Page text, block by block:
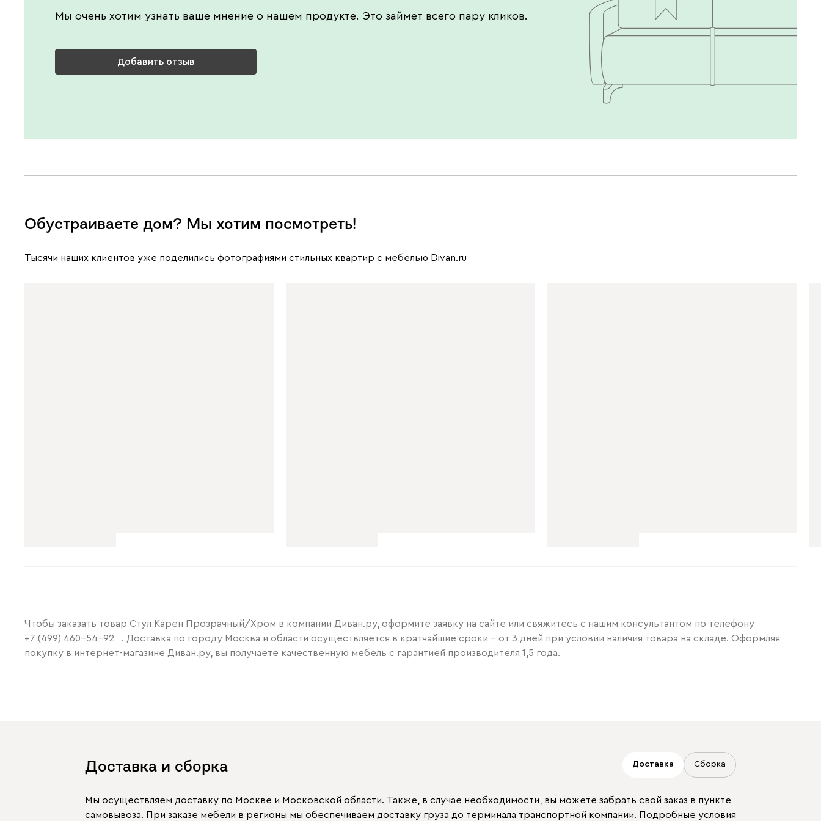
Мы очень хотим узнать ваше мнение о нашем продукте. Это займет всего пару кликов.
Добавить отзыв
Обустраиваете дом? Мы хотим посмотреть!
Тысячи наших клиентов уже поделились фотографиями стильных квартир с мебелью Divan.ru
Чтобы заказать товар Стул Карен Прозрачный/Хром в компании Диван.ру, оформите заявку на сайте или свяжитесь с нашим консультантом по телефону
+7 (499) 460-54-92
. Доставка по городу Москва и области осуществляется в кратчайшие сроки – от 3 дней при условии наличия товара на складе. Оформляя
покупку в интернет-магазине Диван.ру, вы получаете качественную мебель с гарантией производителя 1,5 года.
Доставка и сборка Доставка Сборка
Мы осуществляем доставку по Москве и Московской области. Также, в случае необходимости, вы можете забрать свой заказ в пункте
самовывоза. При заказе мебели в регионы мы обеспечиваем доставку груза до терминала транспортной компании. Подробные условия